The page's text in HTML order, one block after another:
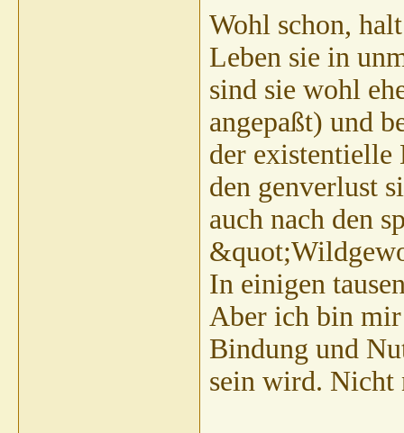
Wohl schon,
Leben sie in
sind sie wohl
angepaßt) und
der
den genverlust
auch nach den
In einigen
Aber ich bin mir
Bindung und
sein wird. Nicht